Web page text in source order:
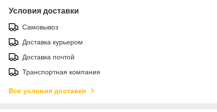
Условия доставки
Самовывоз
Доставка курьером
Доставка почтой
Транспортная компания
Все условия доставки